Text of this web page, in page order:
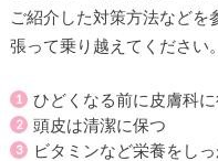
ご紹介した対策方法など
張って乗り越えてください。
ひどくなる前に皮膚科に
頭皮は清潔に保つ
ビタミンなど栄養をし